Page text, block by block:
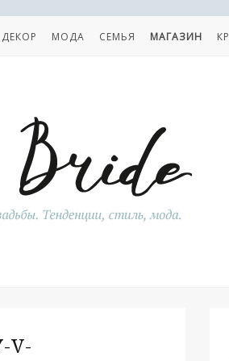
ДЕКОР МОДА СЕМЬЯ МАГАЗИН
V-